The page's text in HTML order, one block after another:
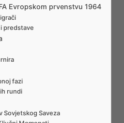
Evropskom prvenstvu 1964
predstave
fazi
rundi
Sovjetskog Saveza